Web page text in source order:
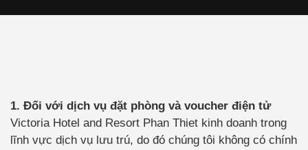
1. Đối với dịch vụ đặt phòng và voucher điện tử
Victoria Hotel and Resort Phan Thiet kinh doanh trong
lĩnh vực dịch vụ lưu trú, do đó chúng tôi không có chính